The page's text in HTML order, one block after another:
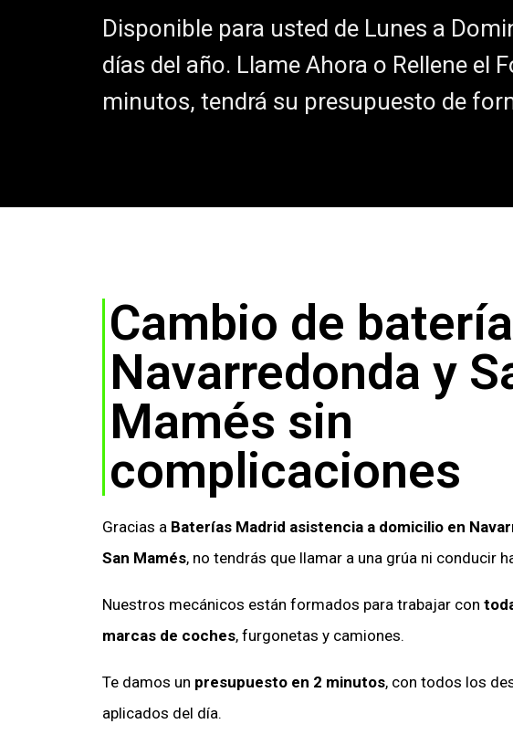
Disponible para usted de Lunes a
días del año. Llame Ahora o Rellene el
minutos, tendrá su presupuesto de
Cambio de
Navarredonda y
Mamés sin
complicaciones
Gracias a Baterías Madrid asistencia a domicilio en
San Mamés, no tendrás que llamar a una grúa ni conducir
Nuestros mecánicos están formados para trabajar con
marcas de coches, furgonetas y camiones.
Te damos un presupuesto en 2 minutos, con todos los
aplicados del día.